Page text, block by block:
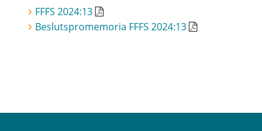
FFFS 2024:13
Beslutspromemoria FFFS 2024:13